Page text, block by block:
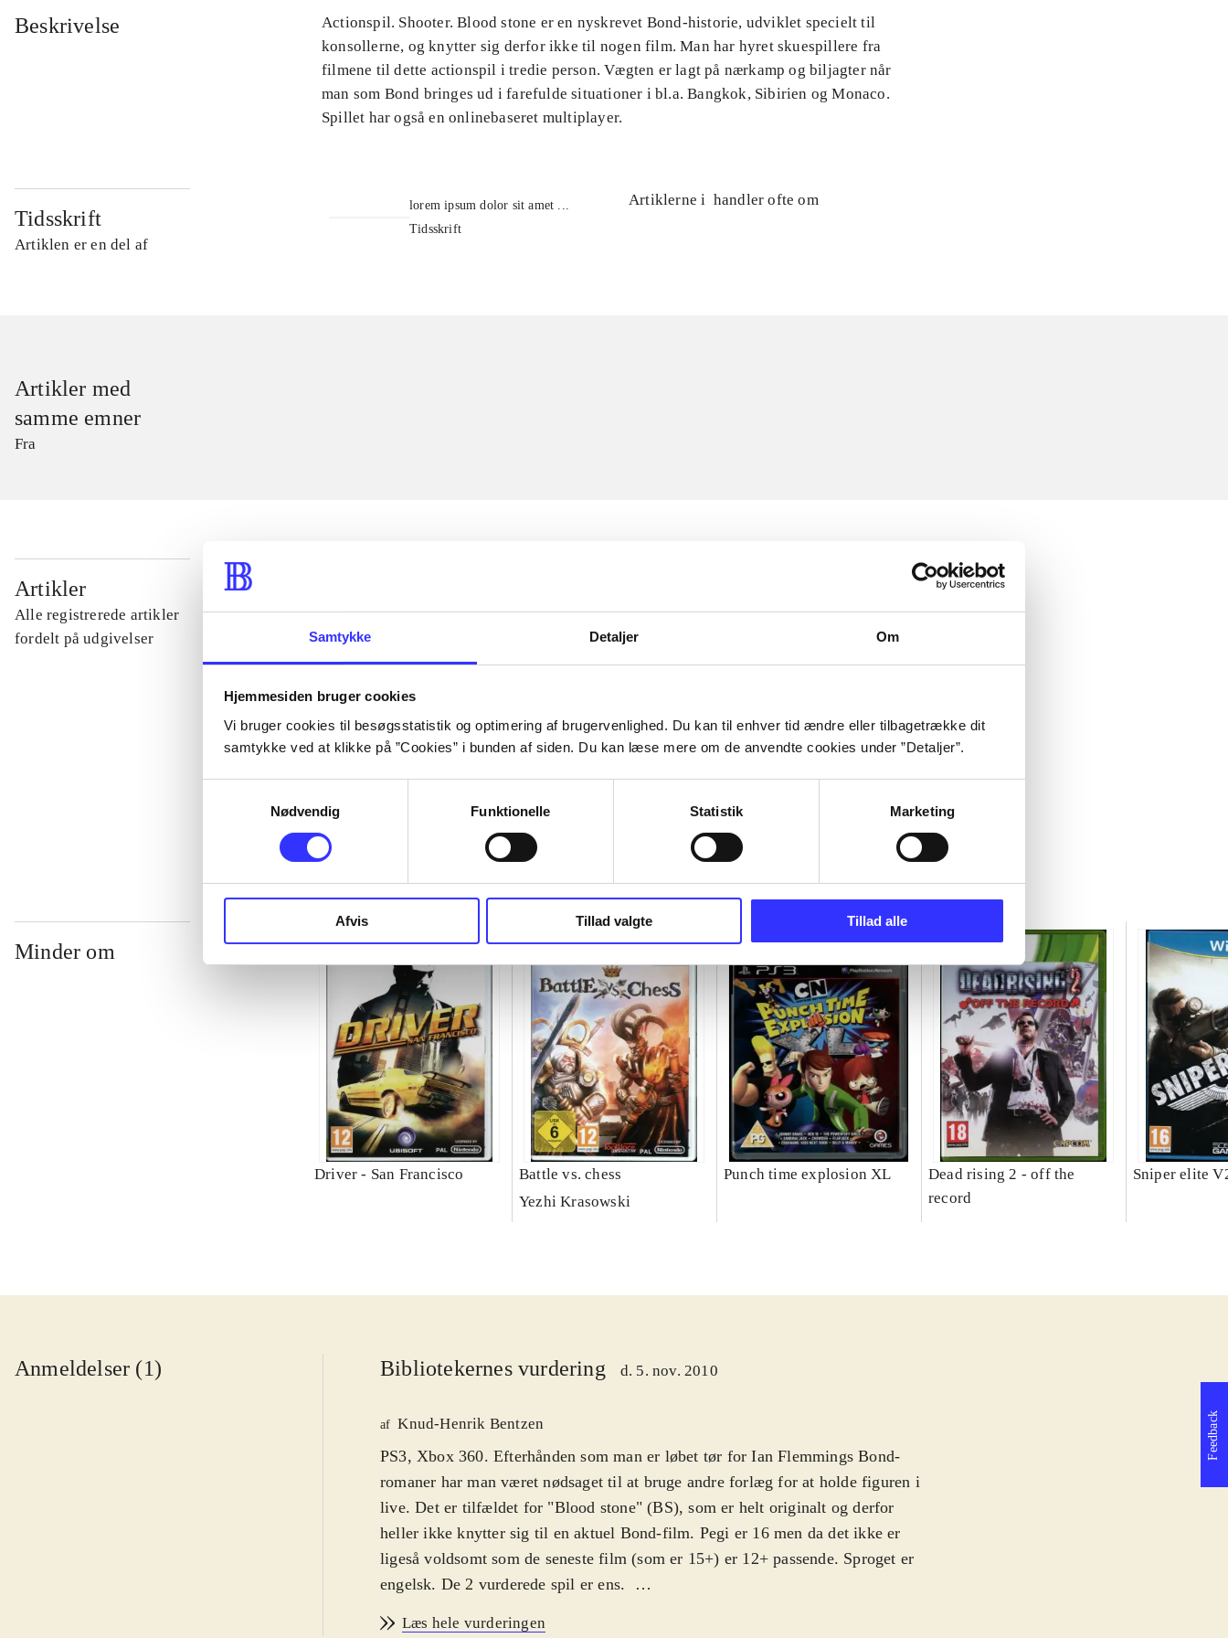
Samtykke Detaljer Om
Hjemmesiden bruger cookies
Vi bruger cookies til besøgsstatistik og optimering af brugervenlighed. Du kan til enhver tid ændre eller tilbagetrække dit
samtykke ved at klikke på ”Cookies” i bunden af siden. Du kan læse mere om de anvendte cookies under ”Detaljer”.
Nødvendig
Funktionelle Statistik Marketing
Afvis Tillad valgte Tillad alle
Beskrivelse
Actionspil. Shooter. Blood stone er en nyskrevet Bond-historie, udviklet specielt til
konsollerne, og knytter sig derfor ikke til nogen film. Man har hyret skuespillere fra
filmene til dette actionspil i tredie person. Vægten er lagt på nærkamp og biljagter når
man som Bond bringes ud i farefulde situationer i bl.a. Bangkok, Sibirien og Monaco.
Spillet har også en onlinebaseret multiplayer.
Tidsskrift
Artiklen er en del af
lorem ipsum dolor sit amet ...
Tidsskrift
Artiklerne i handler ofte om
Artikler med
samme emner
Fra
Artikler
Alle registrerede artikler
fordelt på udgivelser
...
...
...
...
Minder om
Driver - San Francisco
Battle vs. chess
Yezhi Krasowski
Punch time explosion XL
Dead rising 2 - off the
record
Sniper elite
Anmeldelser (1) Bibliotekernes vurdering d. 5. nov. 2010
af Knud-Henrik Bentzen
PS3, Xbox 360. Efterhånden som man er løbet tør for Ian Flemmings Bond-
romaner har man været nødsaget til at bruge andre forlæg for at holde figuren i
live. Det er tilfældet for "Blood stone" (BS), som er helt originalt og derfor
heller ikke knytter sig til en aktuel Bond-film. Pegi er 16 men da det ikke er
ligeså voldsomt som de seneste film (som er 15+) er 12+ passende. Sproget er
engelsk. De 2 vurderede spil er ens.
Læs hele vurderingen
Feedback